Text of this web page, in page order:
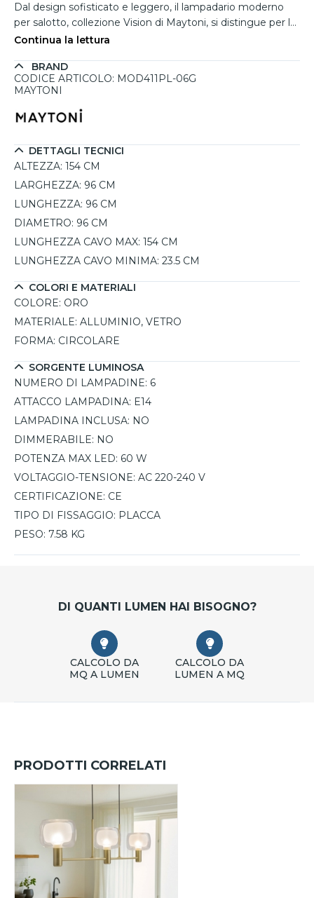
Dal design sofisticato e leggero, il lampadario moderno
per salotto, collezione Vision di Maytoni, si distingue per la
combinazione armoniosa tra vetro trasparente e struttura
organiche, creano un'atmosfera luminosa raffinata,
perfetta per ambienti moderni come soggiorni, sale da
regolabile dei cavi da 23,5 a 154 cm, si adatta facilmente a
fino a 60W di potenza LED (lampadine non incluse). La
sua apertura visiva valorizza ogni ambiente con un tocco
Continua la lettura
BRAND
CODICE ARTICOLO: MOD411PL-06G
MAYTONI
DETTAGLI TECNICI
ALTEZZA: 154 CM
LARGHEZZA: 96 CM
LUNGHEZZA: 96 CM
DIAMETRO: 96 CM
LUNGHEZZA CAVO MAX: 154 CM
LUNGHEZZA CAVO MINIMA: 23.5 CM
COLORI E MATERIALI
COLORE: ORO
MATERIALE: ALLUMINIO, VETRO
FORMA: CIRCOLARE
SORGENTE LUMINOSA
NUMERO DI LAMPADINE: 6
ATTACCO LAMPADINA: E14
LAMPADINA INCLUSA: NO
DIMMERABILE: NO
POTENZA MAX LED: 60 W
VOLTAGGIO-TENSIONE: AC 220-240 V
CERTIFICAZIONE: CE
TIPO DI FISSAGGIO: PLACCA
PESO: 7.58 KG
DI QUANTI LUMEN HAI BISOGNO?
CALCOLO DA
MQ A LUMEN
CALCOLO DA
LUMEN A MQ
PRODOTTI CORRELATI